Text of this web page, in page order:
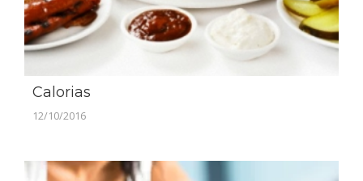
Calorias
12/10/2016